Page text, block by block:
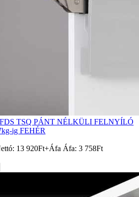
TSQ PÁNT NÉLKÜLI FELNYÍLÓ
ig FEHÉR
13 920Ft+Áfa Áfa: 3 758Ft